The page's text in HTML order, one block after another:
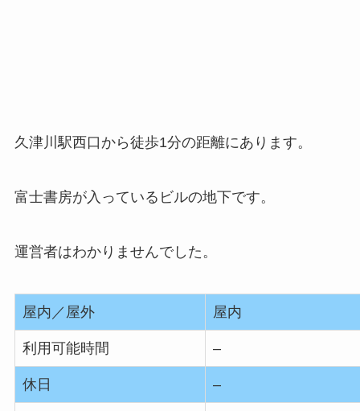
久津川駅西口から徒歩1分の距離にあります。
富士書房が入っているビルの地下です。
運営者はわかりませんでした。
屋内／屋外 屋内
利用可能時間 –
休日 –